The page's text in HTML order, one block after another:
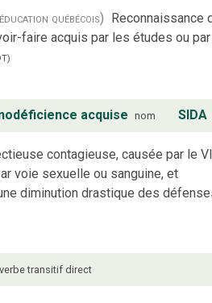
québécois) Reconnaissance
faire acquis par les études ou par
)
acquise nom SIDA
contagieuse, causée par le
voie sexuelle ou sanguine, et
diminution drastique des
verbe transitif direct